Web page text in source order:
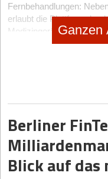
Fernbehandlungen:
erlaubt die Plattform
Medizingeräte auch
zukunftsweisendes
zu realisieren.
Sprechstunde. Der
MedKitDoc
einem fokussierten
Ganzen
Berliner
Blick auf das